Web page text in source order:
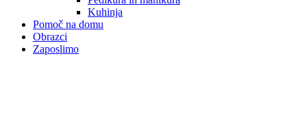
Kuhinja
Pomoč na domu
Obrazci
Zaposlimo